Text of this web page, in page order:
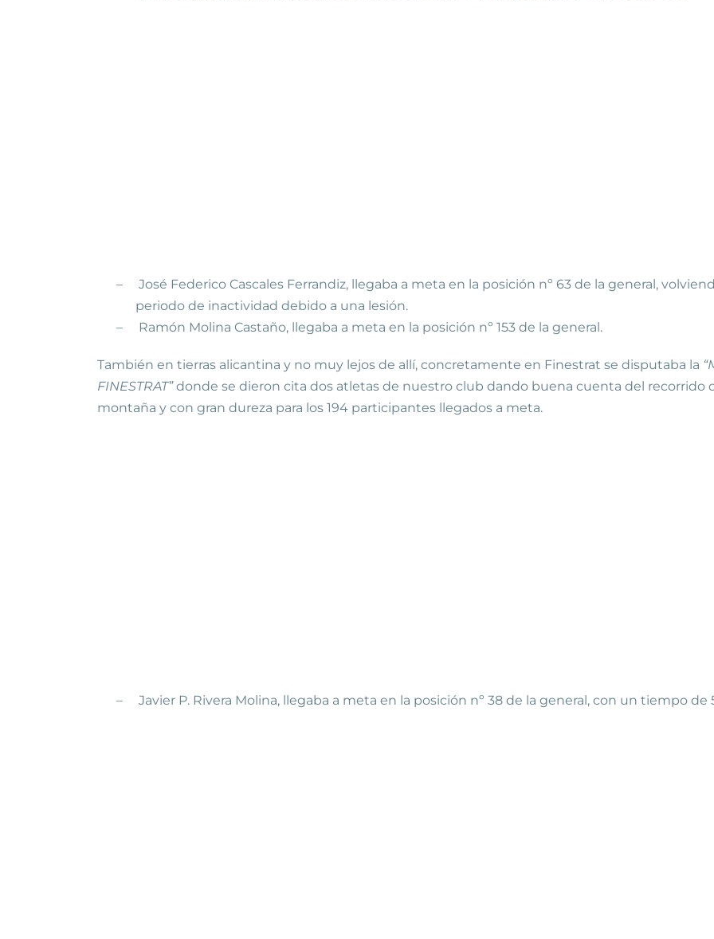
–
José Federico Cascales Ferrandiz, llegaba a meta en la posición nº 63 de la general,
periodo de inactividad debido a una lesión.
–
Ramón Molina Castaño, llegaba a meta en la posición nº 153 de la general.
También en tierras alicantina y no muy lejos de allí, concretamente en Finestrat se disputaba la
FINESTRAT”donde se dieron cita dos atletas de nuestro club dando buena cuenta del recorrido
montaña y con gran dureza para los 194 participantes llegados a meta.
– Javier P. Rivera Molina, llegaba a meta en la posición nº 38 de la general, con un tiempo de